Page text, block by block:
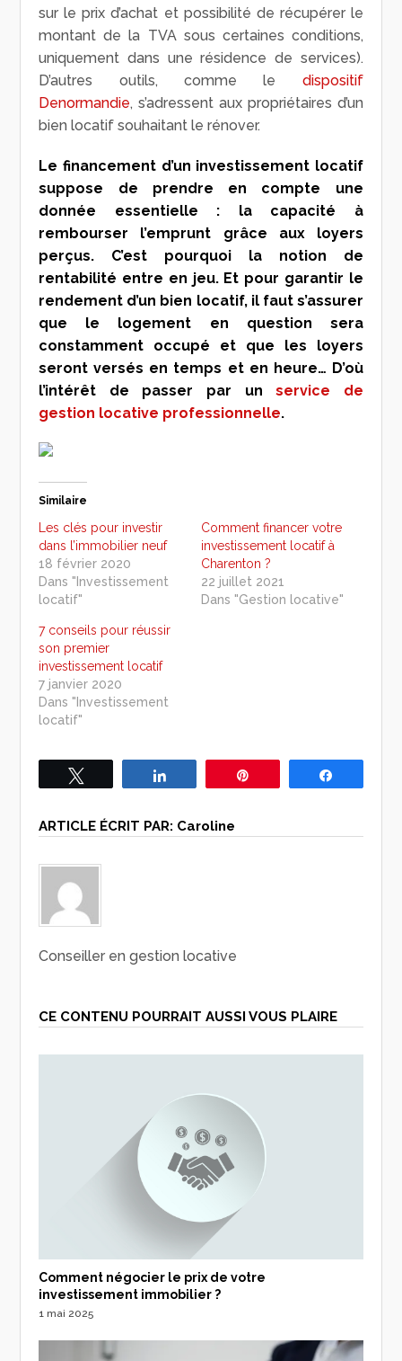
sur le prix d’achat et possibilité de récupérer le
montant de la TVA sous certaines conditions,
uniquement dans une résidence de services).
D’autres outils, comme le dispositif
Denormandie, s’adressent aux propriétaires d’un
bien locatif souhaitant le rénover.
Le financement d’un investissement locatif
suppose de prendre en compte une
donnée essentielle : la capacité à
rembourser l’emprunt grâce aux loyers
perçus. C’est pourquoi la notion de
rentabilité entre en jeu. Et pour garantir le
rendement d’un bien locatif, il faut s’assurer
que le logement en question sera
constamment occupé et que les loyers
seront versés en temps et en heure… D’où
l’intérêt de passer par unservice de
gestion locative professionnelle.
Similaire
Les clés pour investir
dans l’immobilier neuf
18 février 2020
Dans "Investissement
locatif"
Comment financer votre
investissement locatif à
Charenton ?
22 juillet 2021
Dans "Gestion locative"
7 conseils pour réussir
son premier
investissement locatif
7 janvier 2020
Dans "Investissement
locatif"
ARTICLE ÉCRIT PAR: Caroline
Conseiller en gestion locative
CE CONTENU POURRAIT AUSSI VOUS PLAIRE
Comment négocier le prix de votre
investissement immobilier ?
1 mai 2025